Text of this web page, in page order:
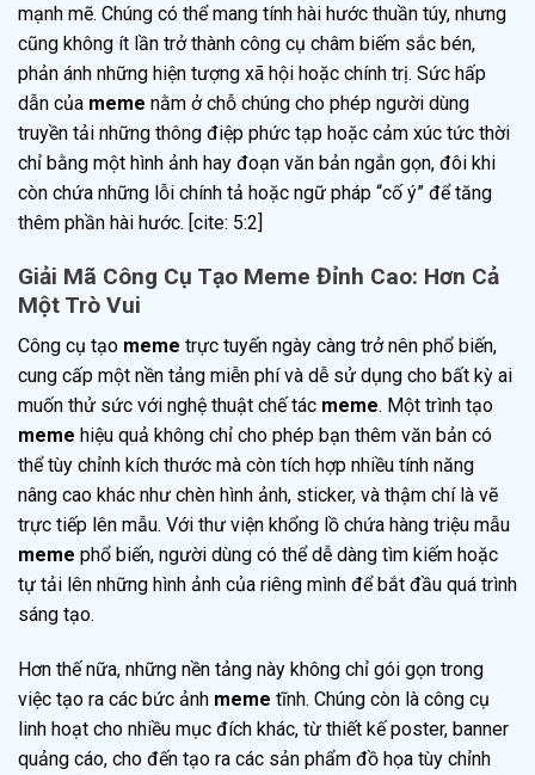
mạnh mẽ. Chúng có thể mang tính hài hước thuần túy, nhưng
cũng không ít lần trở thành công cụ châm biếm sắc bén,
phản ánh những hiện tượng xã hội hoặc chính trị. Sức hấp
dẫn của meme nằm ở chỗ chúng cho phép người dùng
truyền tải những thông điệp phức tạp hoặc cảm xúc tức thời
chỉ bằng một hình ảnh hay đoạn văn bản ngắn gọn, đôi khi
còn chứa những lỗi chính tả hoặc ngữ pháp “cố ý” để tăng
thêm phần hài hước. [cite: 5:2]
Giải Mã Công Cụ Tạo Meme Đỉnh Cao: Hơn Cả
Một Trò Vui
Công cụ tạo meme trực tuyến ngày càng trở nên phổ biến,
cung cấp một nền tảng miễn phí và dễ sử dụng cho bất kỳ ai
muốn thử sức với nghệ thuật chế tác meme. Một trình tạo
meme hiệu quả không chỉ cho phép bạn thêm văn bản có
thể tùy chỉnh kích thước mà còn tích hợp nhiều tính năng
nâng cao khác như chèn hình ảnh, sticker, và thậm chí là vẽ
trực tiếp lên mẫu. Với thư viện khổng lồ chứa hàng triệu mẫu
meme phổ biến, người dùng có thể dễ dàng tìm kiếm hoặc
tự tải lên những hình ảnh của riêng mình để bắt đầu quá trình
sáng tạo.
Hơn thế nữa, những nền tảng này không chỉ gói gọn trong
việc tạo ra các bức ảnh meme tĩnh. Chúng còn là công cụ
linh hoạt cho nhiều mục đích khác, từ thiết kế poster, banner
quảng cáo, cho đến tạo ra các sản phẩm đồ họa tùy chỉnh